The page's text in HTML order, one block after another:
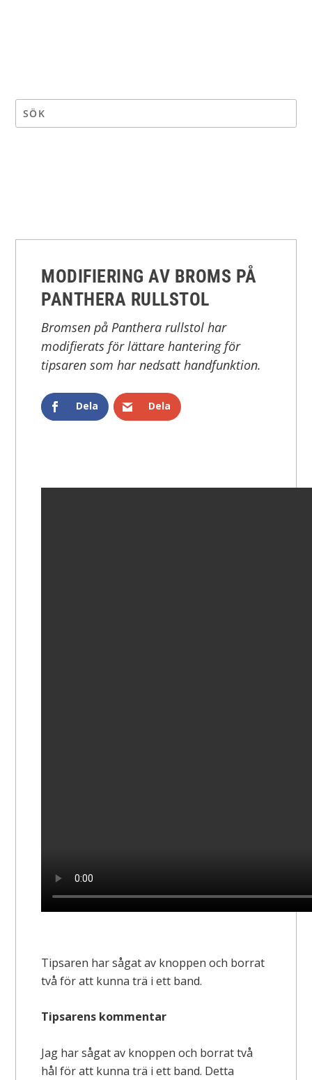
MODIFIERING AV BROMS PÅ
PANTHERA RULLSTOL
Bromsen på Panthera rullstol har
modifierats för lättare hantering för
tipsaren som har nedsatt handfunktion.
Dela Dela
Tipsaren har sågat av knoppen och borrat
två för att kunna trä i ett band.
Tipsarens kommentar
Jag har sågat av knoppen och borrat två
hål för att kunna trä i ett band. Detta